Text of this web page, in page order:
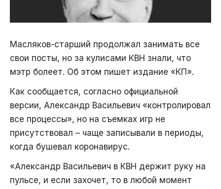
Масляков-старший продолжал занимать все
свои посты, но за кулисами КВН знали, что
мэтр болеет. Об этом пишет издание «КП».
Как сообщается, согласно официальной
версии, Александр Васильевич «контролировал
все процессы», но на съемках игр не
присутствовал – чаще записывали в периоды,
когда бушевал коронавирус.
«Александр Васильевич в КВН держит руку на
пульсе, и если захочет, то в любой момент